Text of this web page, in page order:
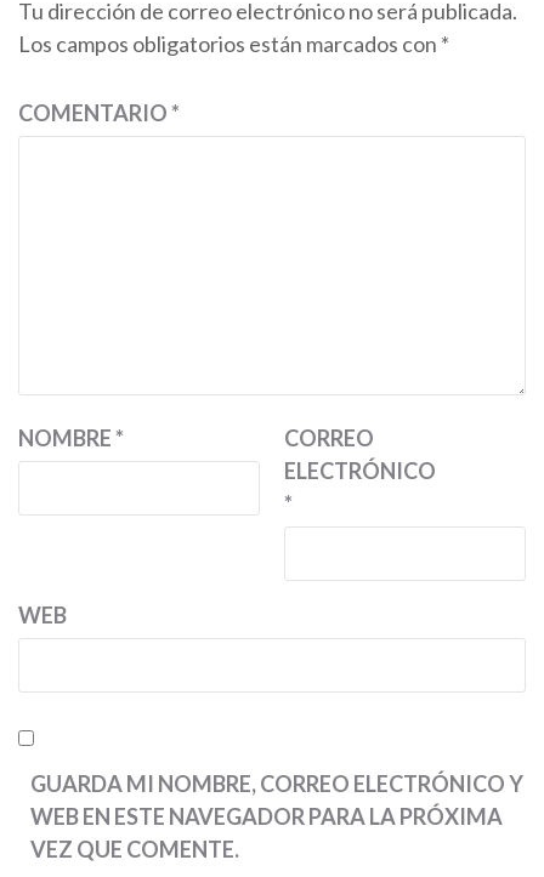
Tu dirección de correo electrónico no será publicada.
Los campos obligatorios están marcados con *
COMENTARIO*
NOMBRE*
CORREO
ELECTRÓNICO
*
WEB
GUARDA MI NOMBRE, CORREO ELECTRÓNICO Y
WEB EN ESTE NAVEGADOR PARA LA PRÓXIMA
VEZ QUE COMENTE.